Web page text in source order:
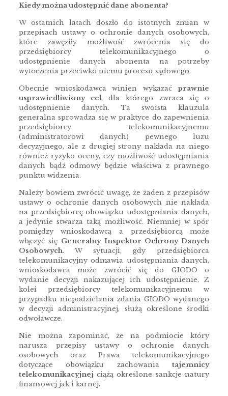
Kiedy można udostępnić dane abonenta?
W ostatnich latach doszło do istotnych zmian w
przepisach ustawy o ochronie danych osobowych,
które zawęziły możliwość zwrócenia się do
przedsiębiorcy telekomunikacyjnego o
udostępnienie danych abonenta na potrzeby
wytoczenia przeciwko niemu procesu sądowego.
Obecnie wnioskodawca winien wykazaćprawnie
usprawiedliwiony cel, dla którego zwraca się o
udostępnienie danych. Ta swoista klauzula
generalna sprowadza się w praktyce do zapewnienia
przedsiębiorcy telekomunikacyjnemu
(administratorowi danych) pewnego luzu
decyzyjnego, ale z drugiej strony nakłada na niego
również ryzyko oceny, czy możliwość udostępniania
danych bądź odmowy będzie właściwa z prawnego
punktu widzenia.
Należy bowiem zwrócić uwagę, że żaden z przepisów
ustawy o ochronie danych osobowych nie nakłada
na przedsiębiorcę obowiązku udostępniania danych,
a jedynie stwarza taką możliwość. Niemniej w spór
pomiędzy wnioskodawcą a przedsiębiorcą może
włączyć się Generalny Inspektor Ochrony Danych
Osobowych. W sytuacji, gdy przedsiębiorca
telekomunikacyjny odmawia udostępniania danych,
wnioskodawca może zwrócić się do GIODO o
wydanie decyzji nakazującej ich udostępnienie. Z
kolei przedsiębiorcy telekomunikacyjnemu w
przypadku niepodzielania zdania GIODO wydanego
w decyzji administracyjnej, służą określone środki
odwoławcze.
Nie można zapominać, że na podmiocie który
narusza przepisy ustawy o ochronie danych
osobowych oraz Prawa telekomunikacyjnego
dotyczące obowiązku zachowaniatajemnicy
telekomunikacyjnej ciążą określone sankcje natury
finansowej jak i karnej.